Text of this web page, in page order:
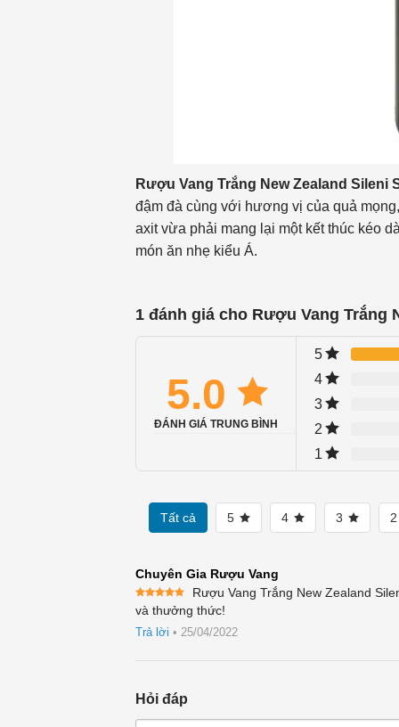
Rượu Vang Trắng New Zealand
đậm đà cùng với hương vị của quả
axit vừa phải mang lại một kết thúc kéo
món ăn nhẹ kiểu Á.
1 đánh giá cho Rượu Vang Trắng
5.0
ĐÁNH GIÁ TRUNG BÌNH
5
4
3
2
1
Tất cả 5 4 3
Chuyên Gia Rượu Vang
Được xếp
hạng55
sao
Rượu Vang Trắng New Zealand
và thưởng thức!
Trả lời • 25/04/2022
Hỏi đáp